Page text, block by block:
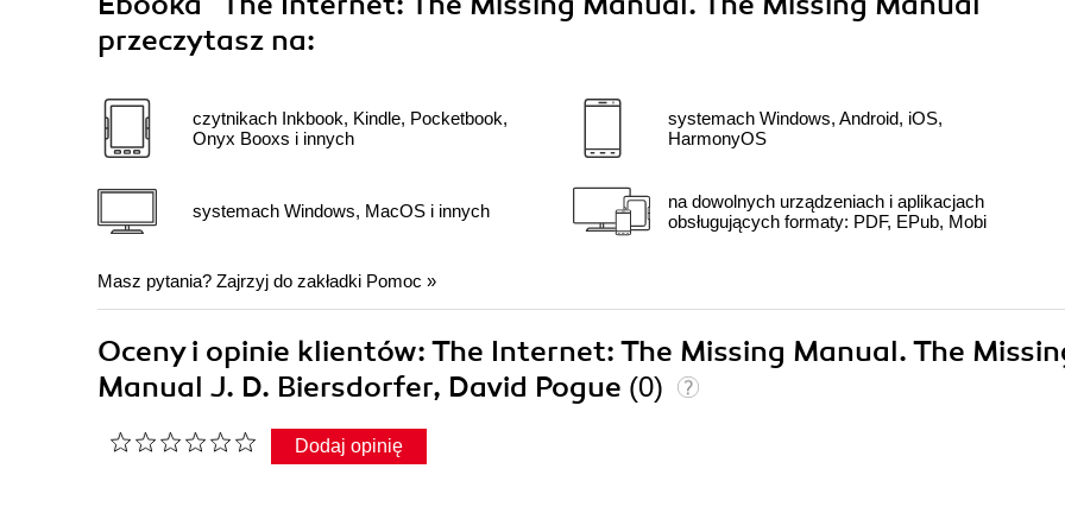
przeczytasz na:
czytnikach Inkbook, Kindle, Pocketbook,
Onyx Booxs i innych
systemach Windows, MacOS i innych
systemach Windows, Android, iOS,
HarmonyOS
na dowolnych urządzeniach i aplikacjach
obsługujących formaty: PDF, EPub, Mobi
Masz pytania? Zajrzyj do zakładki Pomoc »
Oceny i opinie klientów: The Internet: The Missing Manual. The
Manual J. D. Biersdorfer, David Pogue (0)
Dodaj opinię